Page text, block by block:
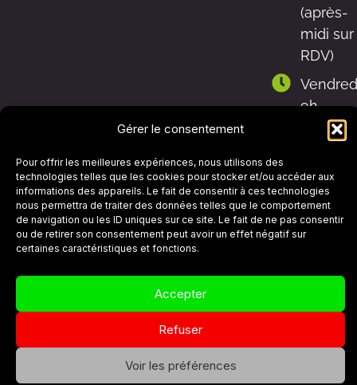
Gérer le consentement
Pour offrir les meilleures expériences, nous utilisons des
technologies telles que les cookies pour stocker et/ou accéder aux
informations des appareils. Le fait de consentir à ces technologies
nous permettra de traiter des données telles que le comportement
de navigation ou les ID uniques sur ce site. Le fait de ne pas consentir
ou de retirer son consentement peut avoir un effet négatif sur
certaines caractéristiques et fonctions.
Accepter
Refuser
Voir les préférences
(après-
midi sur
RDV)
9h-
12h30 et
17h
Samedi
9h-12h
Politique de cookies (UE) Mentions légales
Conditions générales de ventes